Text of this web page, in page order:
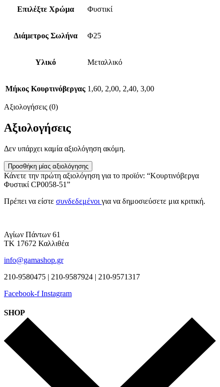
Επιλέξτε Χρώμα Φυστικί
Διάμετρος Σωλήνα Φ25
Υλικό Μεταλλικό
Μήκος Κουρτινόβεργας 1,60, 2,00, 2,40, 3,00
Αξιολογήσεις (0)
Αξιολογήσεις
Δεν υπάρχει καμία αξιολόγηση ακόμη.
Προσθήκη μίας αξιολόγησης
Κάνετε την πρώτη αξιολόγηση για το προϊόν: “Κουρτινόβεργα
Φυστικί CP0058-51”
Πρέπει να είστε συνδεδεμένοι για να δημοσιεύσετε μια κριτική.
Αγίων Πάντων 61
ΤΚ 17672 Καλλιθέα
info@gamashop.gr
210-9580475 | 210-9587924 | 210-9571317
Facebook-f Instagram
SHOP